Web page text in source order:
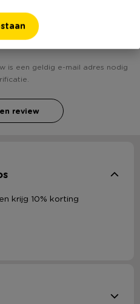
christmas? Schrijf een
is een geldig e-mail adres nodig
review
krijg 10% korting